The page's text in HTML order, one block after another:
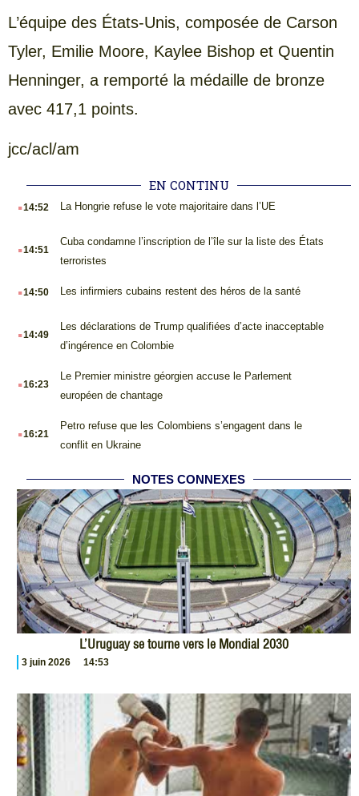
L’équipe des États-Unis, composée de Carson
Tyler, Emilie Moore, Kaylee Bishop et Quentin
Henninger, a remporté la médaille de bronze
avec 417,1 points.
jcc/acl/am
EN CONTINU
.14:52 La Hongrie refuse le vote majoritaire dans l’UE
.14:51
Cuba condamne l’inscription de l’île sur la liste des États
terroristes
.14:50 Les infirmiers cubains restent des héros de la santé
.14:49
Les déclarations de Trump qualifiées d’acte inacceptable
d’ingérence en Colombie
.16:23
Le Premier ministre géorgien accuse le Parlement
européen de chantage
.16:21
Petro refuse que les Colombiens s’engagent dans le
conflit en Ukraine
NOTES CONNEXES
L’Uruguay se tourne vers le Mondial 2030
3 juin 2026 14:53